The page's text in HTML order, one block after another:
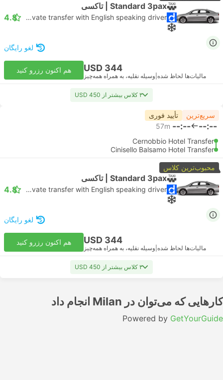
Standard 3pax | تاکسی
Daytrip private transfer with English speaking driver
4.8
لغو رایگان
USD 344
مالیات‌ها لحاظ شده وسیله نقلیه، به همراه همه‌چیز
هم اکنون رزرو کنید
۳ کلاس بیشتر از USD 450
سریع‌ترین تأیید فوری
--:--
--:--
57m
Cernobbio Hotel Transfer
Cinisello Balsamo Hotel Transfer
محبوب‌ترین کلاس
Standard 3pax | تاکسی
Daytrip private transfer with English speaking driver
4.8
لغو رایگان
USD 344
مالیات‌ها لحاظ شده وسیله نقلیه، به همراه همه‌چیز
هم اکنون رزرو کنید
۳ کلاس بیشتر از USD 450
کارهایی که می‌توان در Milan انجام داد
Powered by GetYourGuide